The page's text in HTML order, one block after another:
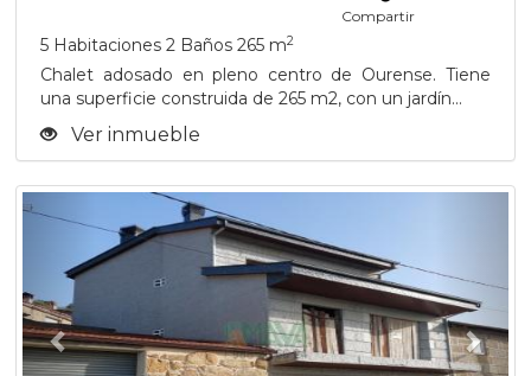
Compartir
5 Habitaciones 2 Baños 265 m2
Chalet adosado en pleno centro de Ourense. Tiene
una superficie construida de 265 m2, con un jardín...
Ver inmueble